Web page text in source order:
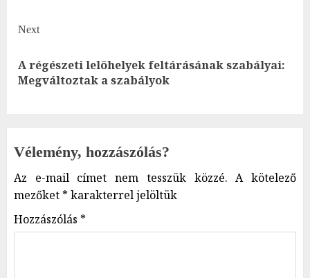
Next
Next
post:
A régészeti lelõhelyek feltárásának szabályai:
Megváltoztak a szabályok
Vélemény, hozzászólás?
Az e-mail címet nem tesszük közzé. A kötelező
mezőket * karakterrel jelöltük
Hozzászólás *